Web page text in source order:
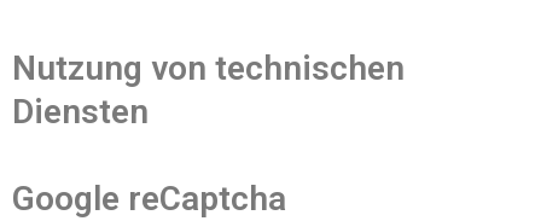
Nutzung von technischen
Diensten
Google reCaptcha